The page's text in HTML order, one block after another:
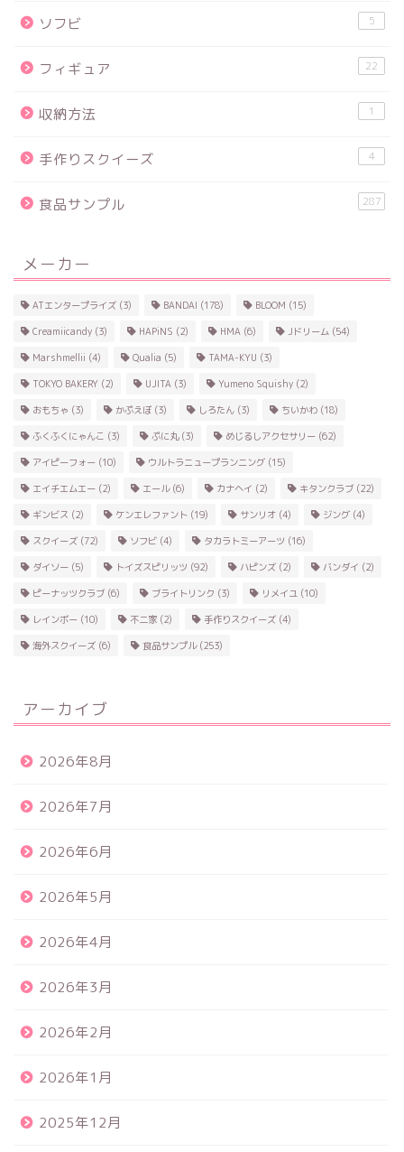
ソフビ 5
フィギュア 22
収納方法 1
手作りスクイーズ 4
食品サンプル 287
メーカー
ATエンタープライズ (3) BANDAI (178) BLOOM (15)
Creamiicandy (3) HAPiNS (2) HMA (6) Jドリーム (54)
Marshmellii (4) Qualia (5) TAMA-KYU (3)
TOKYO BAKERY (2) UJITA (3) Yumeno Squishy (2)
おもちゃ (3) かぷえぼ (3) しろたん (3) ちいかわ (18)
ふくふくにゃんこ (3) ぷに丸(3) めじるしアクセサリー (62)
アイピーフォー (10) ウルトラニュープランニング (15)
エイチエムエー (2) エール(6) カナヘイ (2) キタンクラブ (22)
ギンビス (2) ケンエレファント (19) サンリオ (4) ジング (4)
スクイーズ (72) ソフビ (4) タカラトミーアーツ (16)
ダイソー (5) トイズスピリッツ (92) ハピンズ (2) バンダイ (2)
ピーナッツクラブ (6) ブライトリンク (3) リメイユ (10)
レインボー (10) 不二家 (2) 手作りスクイーズ (4)
海外スクイーズ (6) 食品サンプル(253)
アーカイブ
2026年8月
2026年7月
2026年6月
2026年5月
2026年4月
2026年3月
2026年2月
2026年1月
2025年12月